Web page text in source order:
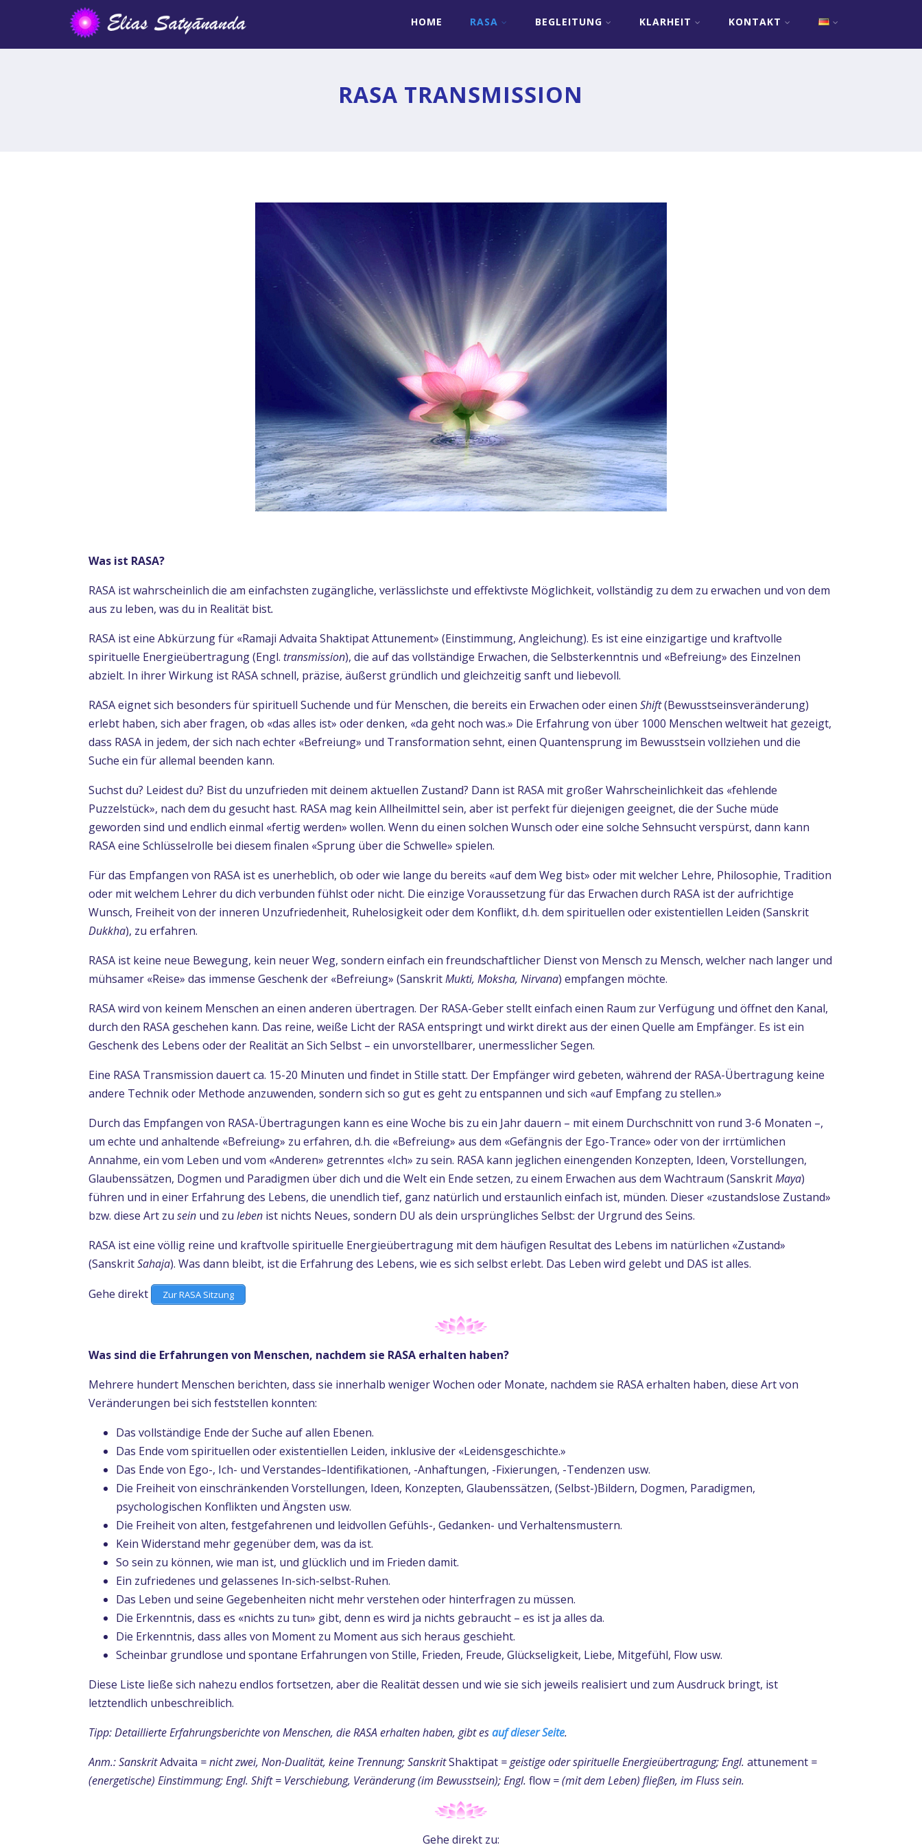
HOME RASA BEGLEITUNG KLARHEIT KONTAKT
RASA TRANSMISSION
Was ist RASA?
RASA ist wahrscheinlich die am einfachsten zugängliche, verlässlichste und effektivste Möglichkeit, vollständig zu dem zu erwachen und von dem
aus zu leben, was du in Realität bist.
RASA ist eine Abkürzung für «Ramaji Advaita Shaktipat Attunement» (Einstimmung, Angleichung). Es ist eine einzigartige und kraftvolle
spirituelle Energieübertragung (Engl.transmission), die auf das vollständige Erwachen, die Selbsterkenntnis und «Befreiung» des Einzelnen
abzielt. In ihrer Wirkung ist RASA schnell, präzise, äußerst gründlich und gleichzeitig sanft und liebevoll.
RASA eignet sich besonders für spirituell Suchende und für Menschen, die bereits ein Erwachen oder einenShift(Bewusstseinsveränderung)
erlebt haben, sich aber fragen, ob «das alles ist» oder denken, «da geht noch was.» Die Erfahrung von über 1000 Menschen weltweit hat gezeigt,
dass RASA in jedem, der sich nach echter «Befreiung» und Transformation sehnt, einen Quantensprung im Bewusstsein vollziehen und die
Suche ein für allemal beenden kann.
Suchst du? Leidest du? Bist du unzufrieden mit deinem aktuellen Zustand? Dann ist RASA mit großer Wahrscheinlichkeit das «fehlende
Puzzelstück», nach dem du gesucht hast. RASA mag kein Allheilmittel sein, aber ist perfekt für diejenigen geeignet, die der Suche müde
geworden sind und endlich einmal «fertig werden» wollen. Wenn du einen solchen Wunsch oder eine solche Sehnsucht verspürst, dann kann
RASA eine Schlüsselrolle bei diesem finalen «Sprung über die Schwelle» spielen.
Für das Empfangen von RASA ist es unerheblich, ob oder wie lange du bereits «auf dem Weg bist» oder mit welcher Lehre, Philosophie, Tradition
oder mit welchem Lehrer du dich verbunden fühlst oder nicht. Die einzige Voraussetzung für das Erwachen durch RASA ist der aufrichtige
Wunsch, Freiheit von der inneren Unzufriedenheit, Ruhelosigkeit oder dem Konflikt, d.h. dem spirituellen oder existentiellen Leiden (Sanskrit
Dukkha), zu erfahren.
RASA ist keine neue Bewegung, kein neuer Weg, sondern einfach ein freundschaftlicher Dienst von Mensch zu Mensch, welcher nach langer und
mühsamer «Reise» das immense Geschenk der «Befreiung» (SanskritMukti, Moksha, Nirvana) empfangen möchte.
RASA wird von keinem Menschen an einen anderen übertragen. Der RASA-Geber stellt einfach einen Raum zur Verfügung und öffnet den Kanal,
durch den RASA geschehen kann. Das reine, weiße Licht der RASA entspringt und wirkt direkt aus der einen Quelle am Empfänger. Es ist ein
Geschenk des Lebens oder der Realität an Sich Selbst – ein unvorstellbarer, unermesslicher Segen.
Eine RASA Transmission dauert ca. 15-20 Minuten und findet in Stille statt. Der Empfänger wird gebeten, während der RASA-Übertragung keine
andere Technik oder Methode anzuwenden, sondern sich so gut es geht zu entspannen und sich «auf Empfang zu stellen.»
Durch das Empfangen von RASA-Übertragungen kann es eine Woche bis zu ein Jahr dauern – mit einem Durchschnitt von rund 3-6 Monaten –,
um echte und anhaltende «Befreiung» zu erfahren, d.h. die «Befreiung» aus dem «Gefängnis der Ego-Trance» oder von der irrtümlichen
Annahme, ein vom Leben und vom «Anderen» getrenntes «Ich» zu sein. RASA kann jeglichen einengenden Konzepten, Ideen, Vorstellungen,
Glaubenssätzen, Dogmen und Paradigmen über dich und die Welt ein Ende setzen, zu einem Erwachen aus dem Wachtraum (SanskritMaya)
führen und in einer Erfahrung des Lebens, die unendlich tief, ganz natürlich und erstaunlich einfach ist, münden. Dieser «zustandslose Zustand»
bzw. diese Art zusein und zuleben ist nichts Neues, sondern DU als dein ursprüngliches Selbst: der Urgrund des Seins.
RASA ist eine völlig reine und kraftvolle spirituelle Energieübertragung mit dem häufigen Resultat des Lebens im natürlichen «Zustand»
(SanskritSahaja). Was dann bleibt, ist die Erfahrung des Lebens, wie es sich selbst erlebt. Das Leben wird gelebt und DAS ist alles.
Gehe direkt
Zur RASA Sitzung
Was sind die Erfahrungen von Menschen, nachdem sie RASA erhalten haben?
Mehrere hundert Menschen berichten, dass sie innerhalb weniger Wochen oder Monate, nachdem sie RASA erhalten haben, diese Art von
Veränderungen bei sich feststellen konnten:
Das vollständige Ende der Suche auf allen Ebenen.
Das Ende vom spirituellen oder existentiellen Leiden, inklusive der «Leidensgeschichte.»
Das Ende von Ego-, Ich- und Verstandes–Identifikationen, -Anhaftungen, -Fixierungen, -Tendenzen usw.
Die Freiheit von einschränkenden Vorstellungen, Ideen, Konzepten, Glaubenssätzen, (Selbst-)Bildern, Dogmen, Paradigmen,
psychologischen Konflikten und Ängsten usw.
Die Freiheit von alten, festgefahrenen und leidvollen Gefühls-, Gedanken- und Verhaltensmustern.
Kein Widerstand mehr gegenüber dem, was da ist.
So sein zu können, wie man ist, und glücklich und im Frieden damit.
Ein zufriedenes und gelassenes In-sich-selbst-Ruhen.
Das Leben und seine Gegebenheiten nicht mehr verstehen oder hinterfragen zu müssen.
Die Erkenntnis, dass es «nichts zu tun» gibt, denn es wird ja nichts gebraucht – es ist ja alles da.
Die Erkenntnis, dass alles von Moment zu Moment aus sich heraus geschieht.
Scheinbar grundlose und spontane Erfahrungen von Stille, Frieden, Freude, Glückseligkeit, Liebe, Mitgefühl, Flow usw.
Diese Liste ließe sich nahezu endlos fortsetzen, aber die Realität dessen und wie sie sich jeweils realisiert und zum Ausdruck bringt, ist
letztendlich unbeschreiblich.
Tipp: Detaillierte Erfahrungsberichte von Menschen, die RASA erhalten haben, gibt esauf dieser Seite.
Anm.:SanskritAdvaita = nicht zwei, Non-Dualität, keine Trennung; SanskritShaktipat = geistige oder spirituelle Energieübertragung; Engl.attunement =
(energetische) Einstimmung;Engl. Shift = Verschiebung, Veränderung (im Bewusstsein); Engl.flow = (mit dem Leben) fließen, im Fluss sein.
Gehe direkt zu: